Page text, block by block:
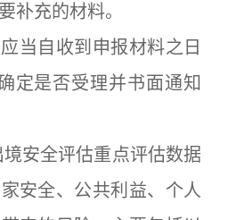
补充的材料。
自收到申报材料之日
定是否受理并书面通知
境安全评估重点评估数据
安全、公共利益、个人